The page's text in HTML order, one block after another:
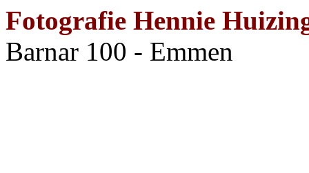
Fotografie Hennie
Barnar 100 - Emmen